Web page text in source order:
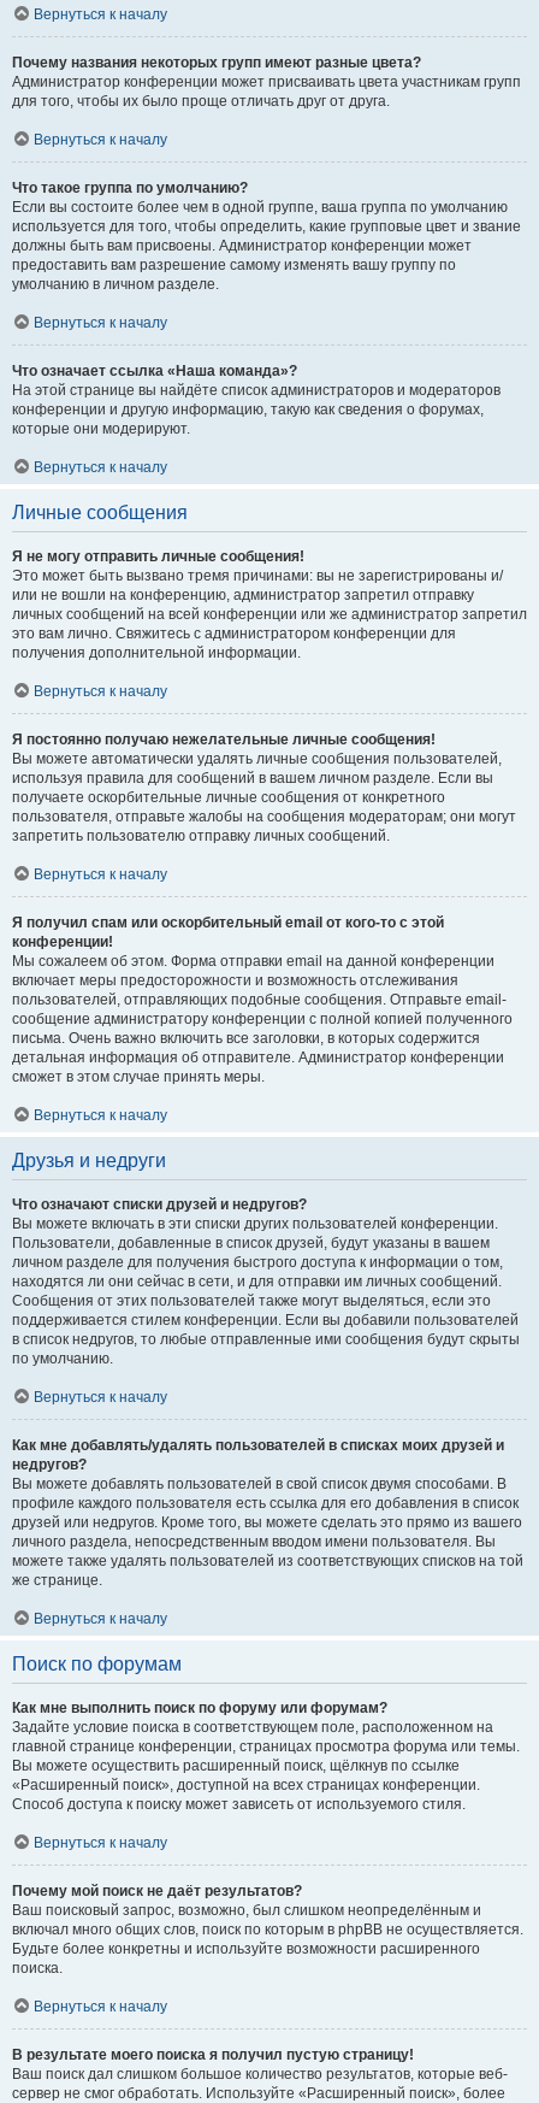
Вернуться к началу
Почему названия некоторых групп имеют разные цвета?
Администратор конференции может присваивать цвета участникам групп
для того, чтобы их было проще отличать друг от друга.
Вернуться к началу
Что такое группа по умолчанию?
Если вы состоите более чем в одной группе, ваша группа по умолчанию
используется для того, чтобы определить, какие групповые цвет и звание
должны быть вам присвоены. Администратор конференции может
предоставить вам разрешение самому изменять вашу группу по
умолчанию в личном разделе.
Вернуться к началу
Что означает ссылка «Наша команда»?
На этой странице вы найдёте список администраторов и модераторов
конференции и другую информацию, такую как сведения о форумах,
которые они модерируют.
Вернуться к началу
Личные сообщения
Я не могу отправить личные сообщения!
Это может быть вызвано тремя причинами: вы не зарегистрированы и/
или не вошли на конференцию, администратор запретил отправку
личных сообщений на всей конференции или же администратор запретил
это вам лично. Свяжитесь с администратором конференции для
получения дополнительной информации.
Вернуться к началу
Я постоянно получаю нежелательные личные сообщения!
Вы можете автоматически удалять личные сообщения пользователей,
используя правила для сообщений в вашем личном разделе. Если вы
получаете оскорбительные личные сообщения от конкретного
пользователя, отправьте жалобы на сообщения модераторам; они могут
запретить пользователю отправку личных сообщений.
Вернуться к началу
Я получил спам или оскорбительный email от кого-то с этой
конференции!
Мы сожалеем об этом. Форма отправки email на данной конференции
включает меры предосторожности и возможность отслеживания
пользователей, отправляющих подобные сообщения. Отправьте email-
сообщение администратору конференции с полной копией полученного
письма. Очень важно включить все заголовки, в которых содержится
детальная информация об отправителе. Администратор конференции
сможет в этом случае принять меры.
Вернуться к началу
Друзья и недруги
Что означают списки друзей и недругов?
Вы можете включать в эти списки других пользователей конференции.
Пользователи, добавленные в список друзей, будут указаны в вашем
личном разделе для получения быстрого доступа к информации о том,
находятся ли они сейчас в сети, и для отправки им личных сообщений.
Сообщения от этих пользователей также могут выделяться, если это
поддерживается стилем конференции. Если вы добавили пользователей
в список недругов, то любые отправленные ими сообщения будут скрыты
по умолчанию.
Вернуться к началу
Как мне добавлять/удалять пользователей в списках моих друзей и
недругов?
Вы можете добавлять пользователей в свой список двумя способами. В
профиле каждого пользователя есть ссылка для его добавления в список
друзей или недругов. Кроме того, вы можете сделать это прямо из вашего
личного раздела, непосредственным вводом имени пользователя. Вы
можете также удалять пользователей из соответствующих списков на той
же странице.
Вернуться к началу
Поиск по форумам
Как мне выполнить поиск по форуму или форумам?
Задайте условие поиска в соответствующем поле, расположенном на
главной странице конференции, страницах просмотра форума или темы.
Вы можете осуществить расширенный поиск, щёлкнув по ссылке
«Расширенный поиск», доступной на всех страницах конференции.
Способ доступа к поиску может зависеть от используемого стиля.
Вернуться к началу
Почему мой поиск не даёт результатов?
Ваш поисковый запрос, возможно, был слишком неопределённым и
включал много общих слов, поиск по которым в phpBB не осуществляется.
Будьте более конкретны и используйте возможности расширенного
поиска.
Вернуться к началу
В результате моего поиска я получил пустую страницу!
Ваш поиск дал слишком большое количество результатов, которые веб-
сервер не смог обработать. Используйте «Расширенный поиск», более